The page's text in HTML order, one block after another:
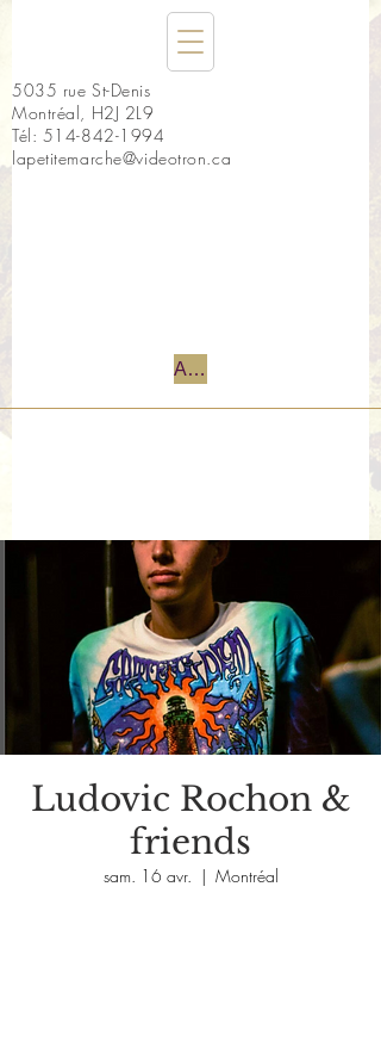
5035 rue St-Denis
Montréal, H2J 2L9
Tél: 514-842-1994
lapetitemarche@videotron.ca
Accueil
Ludovic Rochon &
friends
sam. 16 avr.
  |
Montréal